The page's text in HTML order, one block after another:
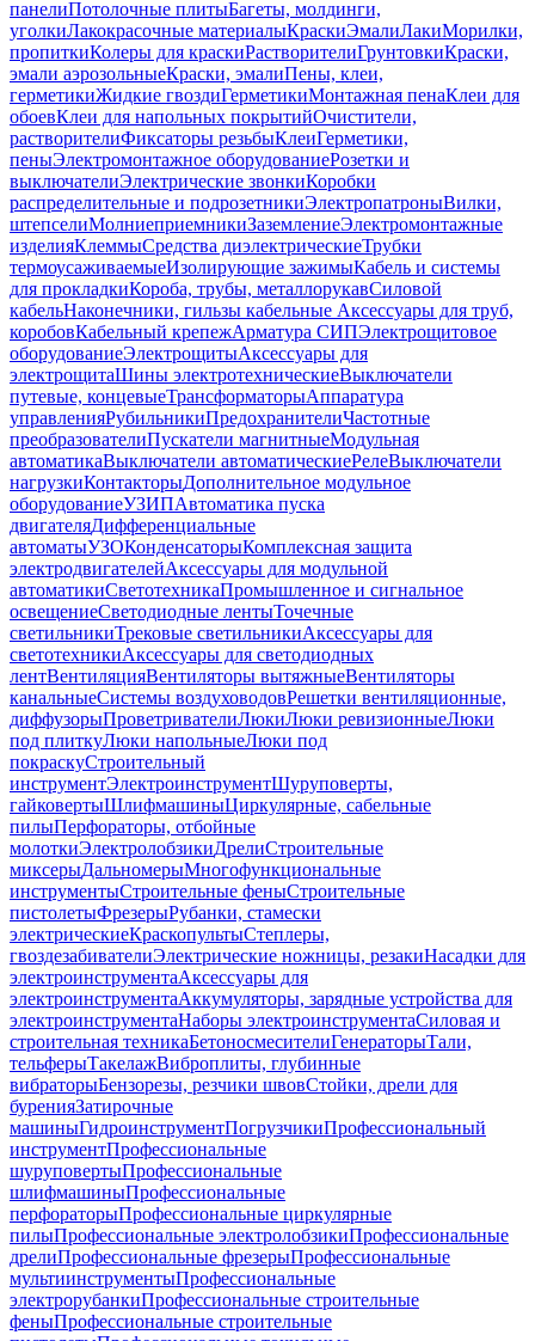
панелиПотолочные плитыБагеты, молдинги,
уголкиЛакокрасочные материалыКраскиЭмалиЛакиМорилки,
пропиткиКолеры для краскиРастворителиГрунтовкиКраски,
эмали аэрозольныеКраски, эмалиПены, клеи,
герметикиЖидкие гвоздиГерметикиМонтажная пенаКлеи для
обоевКлеи для напольных покрытийОчистители,
растворителиФиксаторы резьбыКлеиГерметики,
пеныЭлектромонтажное оборудованиеРозетки и
выключателиЭлектрические звонкиКоробки
распределительные и подрозетникиЭлектропатроныВилки,
штепселиМолниеприемникиЗаземлениеЭлектромонтажные
изделияКлеммыСредства диэлектрическиеТрубки
термоусаживаемыеИзолирующие зажимыКабель и системы
для прокладкиКороба, трубы, металлорукавСиловой
кабельНаконечники, гильзы кабельные Аксессуары для труб,
коробовКабельный крепежАрматура СИПЭлектрощитовое
оборудованиеЭлектрощитыАксессуары для
электрощитаШины электротехническиеВыключатели
путевые, концевыеТрансформаторыАппаратура
управленияРубильникиПредохранителиЧастотные
преобразователиПускатели магнитныеМодульная
автоматикаВыключатели автоматическиеРелеВыключатели
нагрузкиКонтакторыДополнительное модульное
оборудованиеУЗИПАвтоматика пуска
двигателяДифференциальные
автоматыУЗОКонденсаторыКомплексная защита
электродвигателейАксессуары для модульной
автоматикиСветотехникаПромышленное и сигнальное
освещениеСветодиодные лентыТочечные
светильникиТрековые светильникиАксессуары для
светотехникиАксессуары для светодиодных
лентВентиляцияВентиляторы вытяжныеВентиляторы
канальныеСистемы воздуховодовРешетки вентиляционные,
диффузорыПроветривателиЛюкиЛюки ревизионныеЛюки
под плиткуЛюки напольныеЛюки под
покраскуСтроительный
инструментЭлектроинструментШуруповерты,
гайковертыШлифмашиныЦиркулярные, сабельные
пилыПерфораторы, отбойные
молоткиЭлектролобзикиДрелиСтроительные
миксерыДальномерыМногофункциональные
инструментыСтроительные феныСтроительные
пистолетыФрезерыРубанки, стамески
электрическиеКраскопультыСтеплеры,
гвоздезабивателиЭлектрические ножницы, резакиНасадки для
электроинструментаАксессуары для
электроинструментаАккумуляторы, зарядные устройства для
электроинструментаНаборы электроинструментаСиловая и
строительная техникаБетоносмесителиГенераторыТали,
тельферыТакелажВиброплиты, глубинные
вибраторыБензорезы, резчики швовСтойки, дрели для
буренияЗатирочные
машиныГидроинструментПогрузчикиПрофессиональный
инструментПрофессиональные
шуруповертыПрофессиональные
шлифмашиныПрофессиональные
перфораторыПрофессиональные циркулярные
пилыПрофессиональные электролобзикиПрофессиональные
дрелиПрофессиональные фрезерыПрофессиональные
мультиинструментыПрофессиональные
электрорубанкиПрофессиональные строительные
феныПрофессиональные строительные